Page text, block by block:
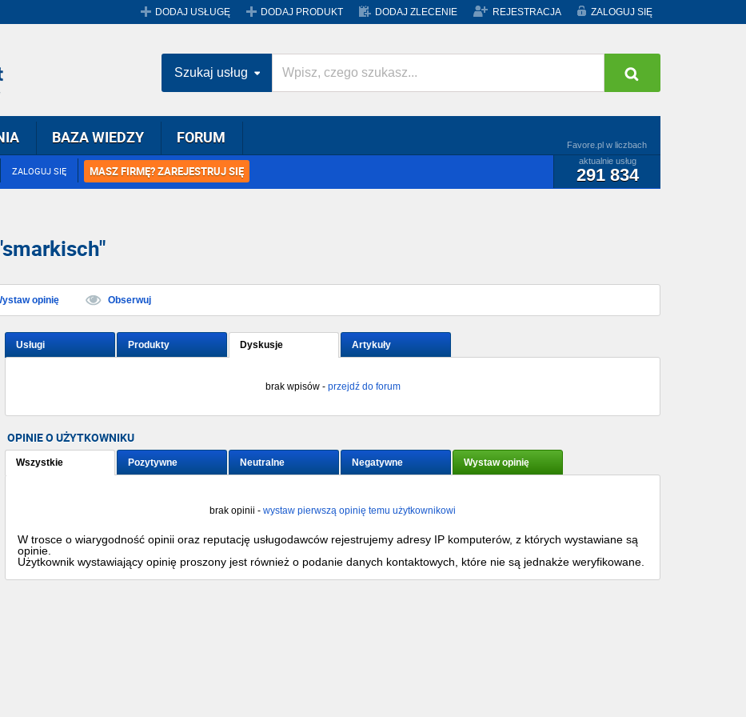
DODAJ USŁUGĘ DODAJ PRODUKT DODAJ ZLECENIE REJESTRACJA ZALOGUJ SIĘ
ZALOGUJ SIĘ MASZ FIRMĘ? ZAREJESTRUJ SIĘ
Favore.pl w liczbach
aktualnie usług
291 834
BAZA WIEDZY FORUM
Szukaj usług
opinię Obserwuj
Usługi Produkty Dyskusje Artykuły
brak wpisów - przejdź do forum
OPINIE O UŻYTKOWNIKU
Wszystkie Pozytywne Neutralne Negatywne Wystaw opinię
brak opinii - wystaw pierwszą opinię temu użytkownikowi
W trosce o wiarygodność opinii oraz reputację usługodawców rejestrujemy adresy IP komputerów, z których wystawiane są
opinie.
Użytkownik wystawiający opinię proszony jest również o podanie danych kontaktowych, które nie są jednakże weryfikowane.